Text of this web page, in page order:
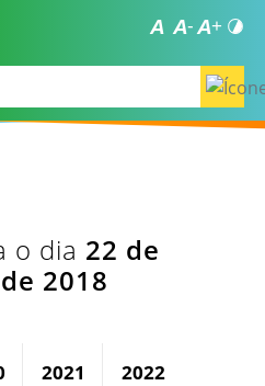
o dia 22 de
2018
2021 2022